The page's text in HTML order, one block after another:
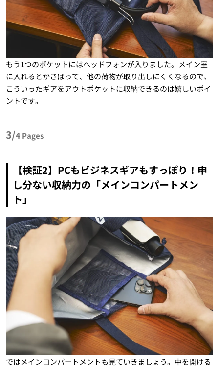
もう1つのポケットにはヘッドフォンが入りました。メイン室
に入れるとかさばって、他の荷物が取り出しにくくなるので、
こういったギアをアウトポケットに収納できるのは嬉しいポイ
ントです。
3/4 Pages
【検証2】PCもビジネスギアもすっぽり！申
し分ない収納力の「メインコンパートメン
ト」
ではメインコンパートメントも見ていきましょう。中を開ける